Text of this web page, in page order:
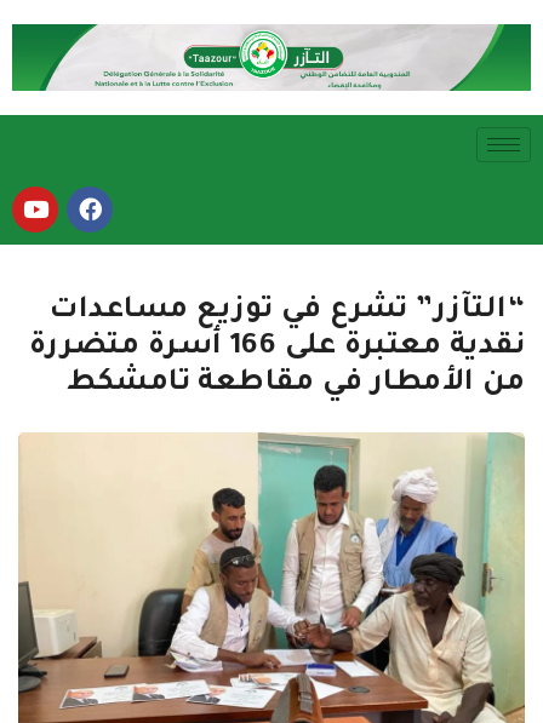
“التآزر” تشرع في توزيع مساعدات
نقدية معتبرة على 166 أسرة متضررة
من الأمطار في مقاطعة تامشكط